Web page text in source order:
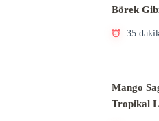
Börek
35
Mango
Tropikal